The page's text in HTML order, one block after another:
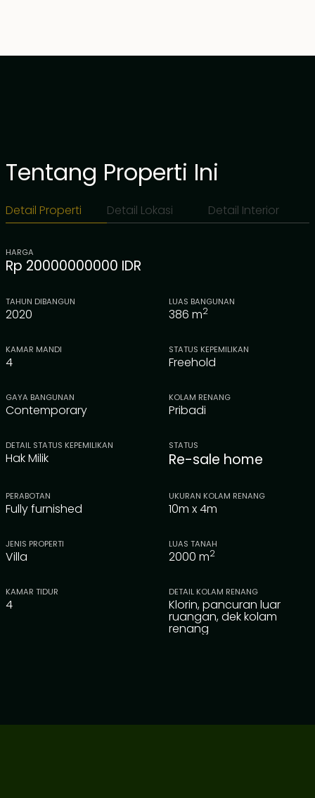
Tentang Properti Ini
Detail Properti Detail Lokasi Detail Interior
HARGA
Rp 20000000000 IDR
TAHUN DIBANGUN
2020
LUAS BANGUNAN
386 m2
KAMAR MANDI
4
STATUS KEPEMILIKAN
Freehold
GAYA BANGUNAN
Contemporary
KOLAM RENANG
Pribadi
DETAIL STATUS KEPEMILIKAN
Hak Milik
STATUS
Re-sale home
PERABOTAN
Fully furnished
UKURAN KOLAM RENANG
10m x 4m
JENIS PROPERTI
Villa
LUAS TANAH
2000 m2
KAMAR TIDUR
4
DETAIL KOLAM RENANG
Klorin, pancuran luar
ruangan, dek kolam
renang